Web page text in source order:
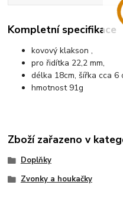
Kompletní specifikace
kovový klakson ,
pro řidítka 22,2 mm,
délka 18cm, šířka cca 6
hmotnost 91g
Zboží zařazeno v
Doplňky
Zvonky a houkačky